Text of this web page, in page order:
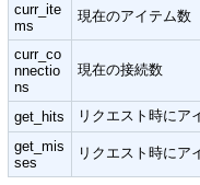
curr_ite
ms
現在のアイテム数
curr_co
nnectio
ns
現在の接続数
get_hits
リクエスト時にア
get_mis
ses
リクエスト時にア